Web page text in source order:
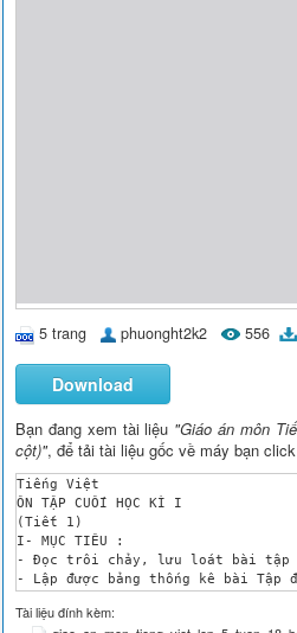
5 trang phuonght2k2 556
Download
Bạn đang xem tài liệu "Giáo án môn
cột)", để tải tài liệu gốc về máy bạn
Tiếng Việt
ÔN TẬP CUỐI HỌC KÌ I
(Tiết 1)
I- MỤC TIÊU :
- Đọc trôi chảy, lưu loát bài tập
- Lập được bảng thống kê bài Tập
- Biết nhận xét về nhân vật trong
- HS khá, giỏi đọc diễn cảm bài
Tài liệu đính kèm: